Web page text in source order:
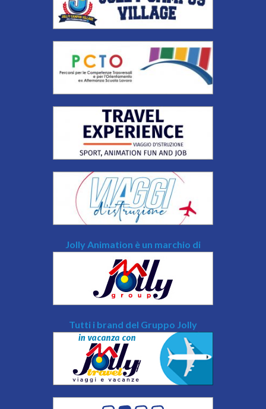
Jolly Animation è un marchio di
Tutti i brand del Gruppo Jolly